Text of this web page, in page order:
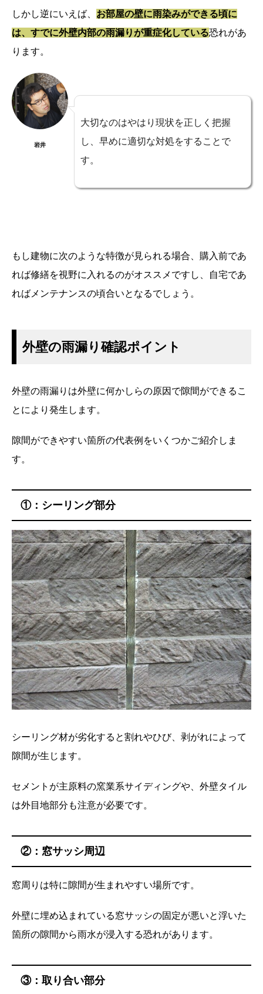
しかし逆にいえば、 お部屋の壁に雨染みができる頃に
は、すでに外壁内部の雨漏りが重症化している恐れがあ
ります。
岩井
大切なのはやはり現状を正しく把握
し、早めに適切な対処をすることで
す。
もし建物に次のような特徴が見られる場合、購入前であ
れば修繕を視野に入れるのがオススメですし、自宅であ
ればメンテナンスの頃合いとなるでしょう。
外壁の雨漏り確認ポイント
外壁の雨漏りは外壁に何かしらの原因で隙間ができるこ
とにより発生します。
隙間ができやすい箇所の代表例をいくつかご紹介しま
す。
①：シーリング部分
シーリング材が劣化すると割れやひび、剥がれによって
隙間が生じます。
セメントが主原料の窯業系サイディングや、外壁タイル
は外目地部分も注意が必要です。
②：窓サッシ周辺
窓周りは特に隙間が生まれやすい場所です。
外壁に埋め込まれている窓サッシの固定が悪いと浮いた
箇所の隙間から雨水が浸入する恐れがあります。
③：取り合い部分